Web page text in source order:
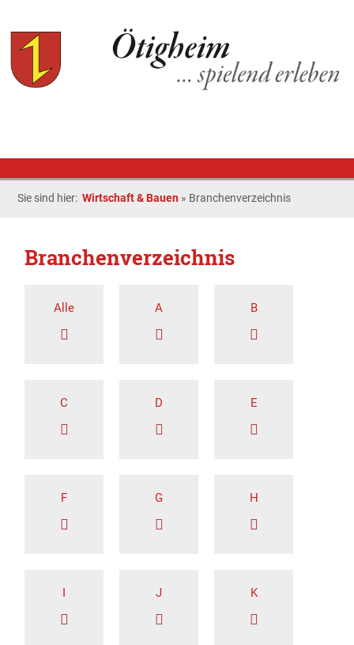
Sie sind hier:Wirtschaft & Bauen » Branchenverzeichnis
Branchenverzeichnis
Alle A B
C D E
F G H
I J K